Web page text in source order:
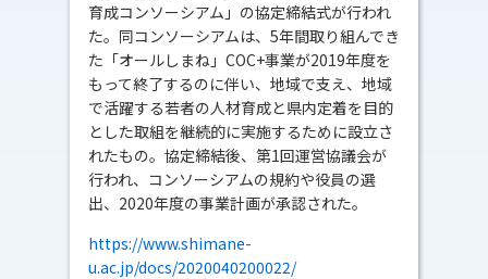
育成コンソーシアム」の協定締結式が行われ
た。同コンソーシアムは、5年間取り組んでき
た「オールしまね」COC+事業が2019年度を
もって終了するのに伴い、地域で支え、地域
で活躍する若者の人材育成と県内定着を目的
とした取組を継続的に実施するために設立さ
れたもの。協定締結後、第1回運営協議会が
行われ、コンソーシアムの規約や役員の選
出、2020年度の事業計画が承認された。
https://www.shimane-
u.ac.jp/docs/2020040200022/